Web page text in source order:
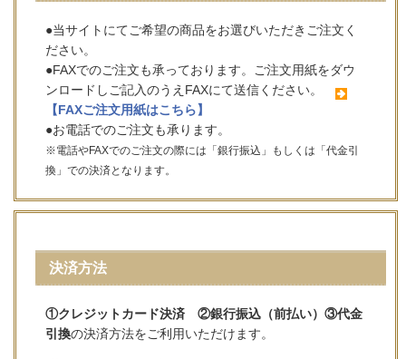
●当サイトにてご希望の商品をお選びいただきご注文く
ださい。
●FAXでのご注文も承っております。ご注文用紙をダウ
ンロードしご記入のうえFAXにて送信ください。
【FAXご注文用紙はこちら】
●お電話でのご注文も承ります。
※電話やFAXでのご注文の際には「銀行振込」もしくは「代金引
換」での決済となります。
決済方法
①クレジットカード決済 ②銀行振込（前払い）③代金
引換の決済方法をご利用いただけます。